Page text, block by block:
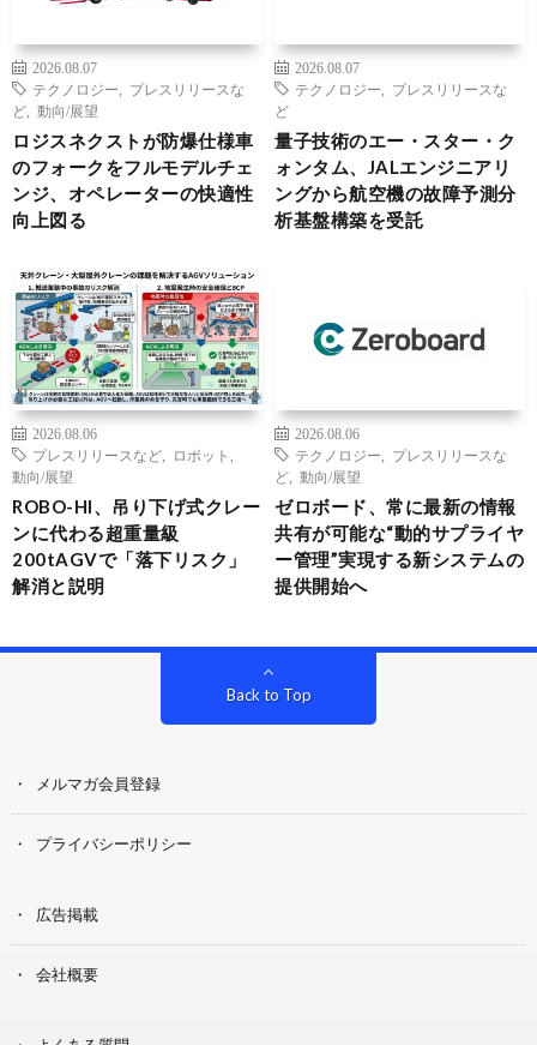
2026.08.07
テクノロジー
プレスリリースな
ど
動向/展望
ロジスネクストが防爆仕様車
のフォークをフルモデルチェ
ンジ、オペレーターの快適性
向上図る
2026.08.07
テクノロジー
プレスリリースな
ど
量子技術のエー・スター・ク
ォンタム、JALエンジニアリ
ングから航空機の故障予測分
析基盤構築を受託
2026.08.06
プレスリリースなど
ロボット
動向/展望
ROBO-HI、吊り下げ式クレー
ンに代わる超重量級
200tAGVで「落下リスク」
解消と説明
2026.08.06
テクノロジー
プレスリリースな
ど
動向/展望
ゼロボード、常に最新の情報
共有が可能な“動的サプライヤ
ー管理”実現する新システムの
提供開始へ
Back to Top
メルマガ会員登録
プライバシーポリシー
広告掲載
会社概要